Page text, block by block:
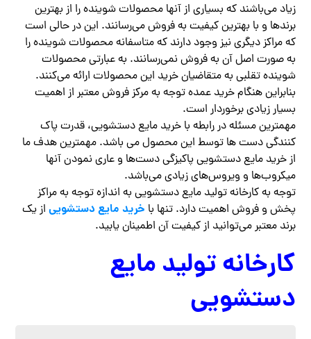
زیاد می‌باشند که بسیاری از آنها محصولات شوینده را از بهترین
برندها و با بهترین کیفیت به فروش می‌رسانند. این در حالی است
که مراکز دیگری نیز وجود دارند که متاسفانه محصولات شوینده را
به صورت اصل آن به فروش نمی‌رسانند. به عبارتی محصولات
شوینده تقلبی به متقاضیان خرید این محصولات ارائه می‌کنند.
بنابراین هنگام خرید عمده توجه به مرکز فروش معتبر از اهمیت
بسیار زیادی برخوردار است.
مهمترین مسئله در رابطه با خرید مایع دستشویی، قدرت پاک
کنندگی دست ها توسط این محصول می باشد. مهمترین هدف ما
از خرید مایع دستشویی پاکیزگی دست‌ها و عاری نمودن آنها
میکروب‌ها و ویروس‌های زیادی می‌باشد.
توجه به کارخانه تولید مایع دستشویی به اندازه توجه به مراکز
پخش و فروش اهمیت دارد. تنها با خرید مایع دستشویی از یک
برند معتبر می‌توانید از کیفیت آن اطمینان یابید.
کارخانه تولید مایع
دستشویی